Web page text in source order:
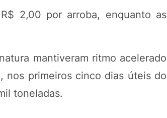
2,00 por arroba, enquanto as
mantiveram ritmo acelerado
nos primeiros cinco dias úteis do
toneladas.